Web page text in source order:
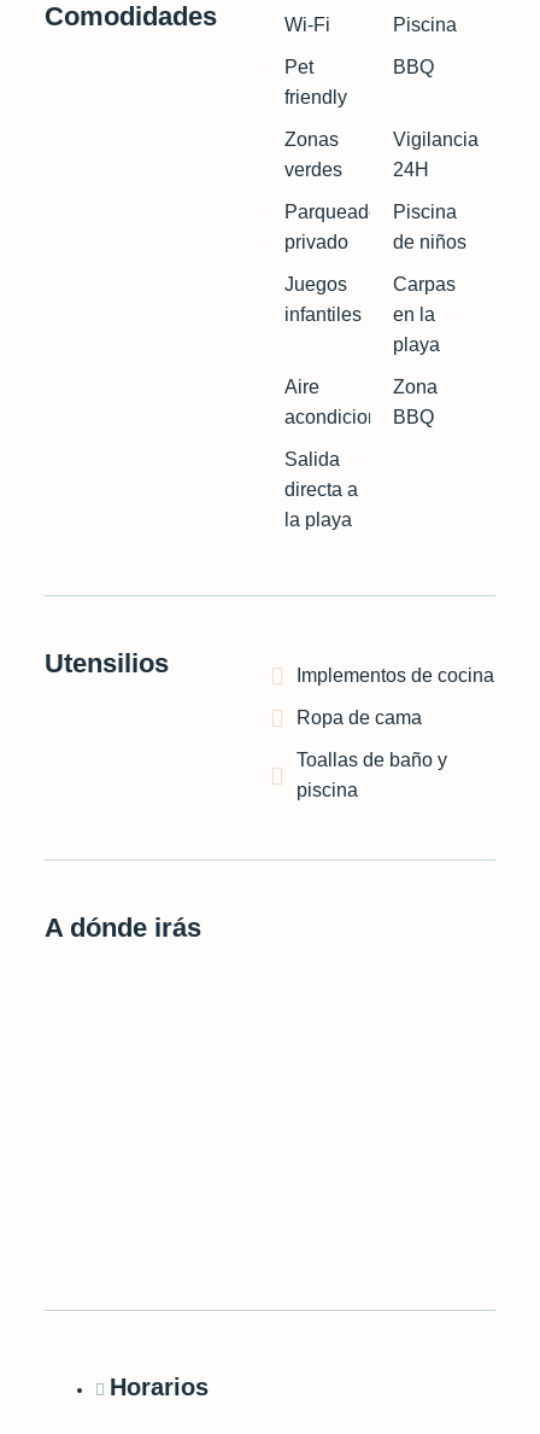
Comodidades Wi-Fi Piscina
Pet
friendly
BBQ
Zonas
verdes
Vigilancia
24H
Parqueadero
privado
Piscina
de niños
Juegos
infantiles
Carpas
en la
playa
Aire
acondicionado
Zona
BBQ
Salida
directa a
la playa
Utensilios Implementos de cocina
Ropa de cama
Toallas de baño y
piscina
A dónde irás
Horarios